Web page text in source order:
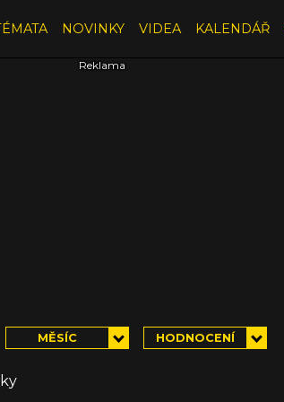
NOVINKY VIDEA KALENDÁŘ
MĚSÍC HODNOCENÍ